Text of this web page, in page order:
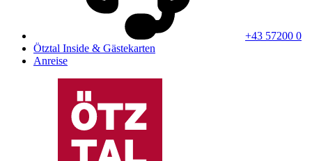
+43 57200 0
Ötztal Inside & Gästekarten
Anreise